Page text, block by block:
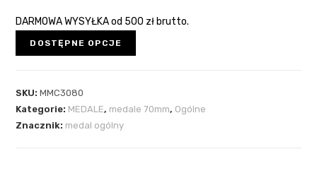
DARMOWA WYSYŁKAod 500 zł brutto.
DOSTĘPNE OPCJE
SKU:MMC3080
Kategorie: MEDALE, medale 70mm, Ogólne
Znacznik: medal ogólny